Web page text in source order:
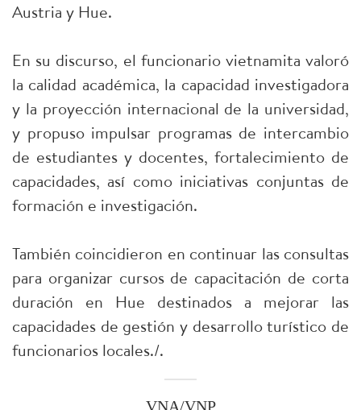
Austria y Hue.
En su discurso, el funcionario vietnamita valoró
la calidad académica, la capacidad investigadora
y la proyección internacional de la universidad,
y propuso impulsar programas de intercambio
de estudiantes y docentes, fortalecimiento de
capacidades, así como iniciativas conjuntas de
formación e investigación.
También coincidieron en continuar las consultas
para organizar cursos de capacitación de corta
duración en Hue destinados a mejorar las
capacidades de gestión y desarrollo turístico de
funcionarios locales./.